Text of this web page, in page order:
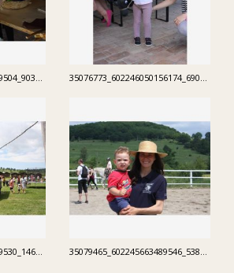
35268189_602246083489504_903375014126944256_n.jpg 35076773_602246050156174_6906339482488799232_n.jpg
35077742_602245823489530_1461845471277350912_n.jpg 35079465_602245663489546_5382705172877148160_n.jpg